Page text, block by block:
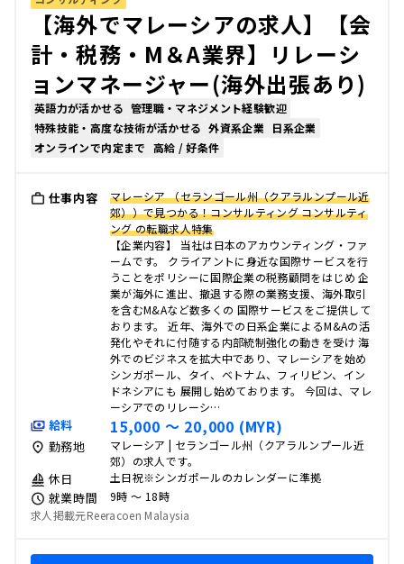
【海外でマレーシアの求人】【会
計・税務・M＆A業界】リレーシ
ョンマネージャー(海外出張あり)
英語力が活かせる 管理職・マネジメント経験歓迎
特殊技能・高度な技術が活かせる 外資系企業
日系企業
オンラインで内定まで 高給 / 好条件
仕事内容
マレーシア （セランゴール州（クアラルンプール近
郊））で見つかる！コンサルティング コンサルティ
ング の転職求人特集
【企業内容】 当社は日本のアカウンティング・ファ
ームです。 クライアントに身近な国際サービスを行
うことをポリシーに国際企業の税務顧問をはじめ 企
業が海外に進出、撤退する際の業務支援、海外取引
を含むM&Aなど数多くの 国際サービスをご提供して
おります。 近年、海外での日系企業によるM&Aの活
発化やそれに付随する内部統制強化の動きを受け 海
外でのビジネスを拡大中であり、マレーシアを始め
シンガポール、タイ、ベトナム、フィリピン、イン
ドネシアにも 展開し始めております。 今回は、マレ
ーシアでのリレーシ…
給料 15,000 〜 20,000 (MYR)
勤務地
マレーシア | セランゴール州（クアラルンプール近
郊）の求人です。
休日 土日祝※シンガポールのカレンダーに準拠
就業時間
9時 〜 18時
求人掲載元Reeracoen Malaysia